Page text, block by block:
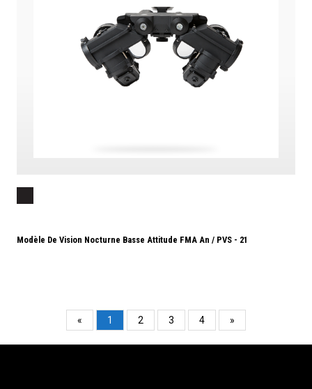
Modèle De Vision Nocturne Basse Attitude FMA An / PVS - 21
« 1 2 3 4 »